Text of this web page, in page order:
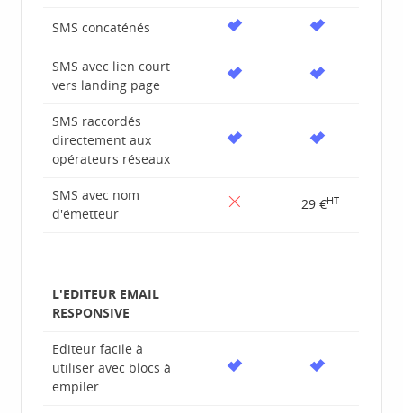
SMS concaténés
SMS avec lien court
vers landing page
SMS raccordés
directement aux
opérateurs réseaux
SMS avec nom
d'émetteur
29 €HT
L'EDITEUR EMAIL
RESPONSIVE
Editeur facile à
utiliser avec blocs à
empiler